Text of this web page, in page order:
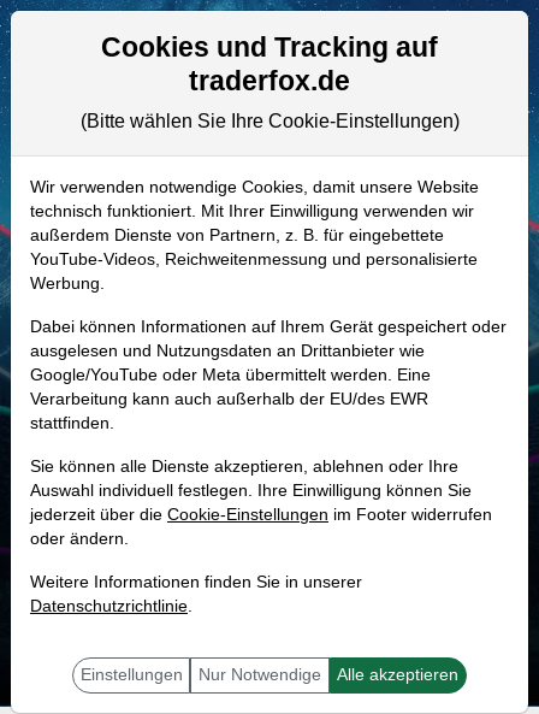
Aktien- und Artikelsuche
777514 | CRI–Carter's Aktie
Realtime-Aktienkurs:
-
-
Marktkapitalisierung 1,47 Mrd. USD
Unternehmenswert 2,00 Mrd. USD
MONKEY-TRADER INDIKATOR
85.8 %
Mit 85.8 % Wahrscheinlichkeit wird selbst der unglücklichst agierende Trader
Cookies und Tracking auf
traderfox.de
(Bitte wählen Sie Ihre Cookie-Einstellungen)
Wir verwenden notwendige Cookies, damit unsere Website
technisch funktioniert. Mit Ihrer Einwilligung verwenden wir
außerdem Dienste von Partnern, z. B. für eingebettete
YouTube-Videos, Reichweitenmessung und personalisierte
Werbung.
Dabei können Informationen auf Ihrem Gerät gespeichert oder
ausgelesen und Nutzungsdaten an Drittanbieter wie
Google/YouTube oder Meta übermittelt werden. Eine
Verarbeitung kann auch außerhalb der EU/des EWR
stattfinden.
Sie können alle Dienste akzeptieren, ablehnen oder Ihre
Auswahl individuell festlegen. Ihre Einwilligung können Sie
jederzeit über die Cookie-Einstellungen im Footer widerrufen
oder ändern.
Weitere Informationen finden Sie in unserer
Datenschutzrichtlinie.
Einstellungen Nur Notwendige Alle akzeptieren